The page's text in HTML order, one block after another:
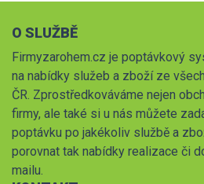
O SLUŽBĚ
Firmyzarohem.cz je poptávkový
na nabídky služeb a zboží ze
ČR. Zprostředkováváme nejen
firmy, ale také si u nás můžete
poptávku po jakékoliv službě a
porovnat tak nabídky realizace či
mailu.